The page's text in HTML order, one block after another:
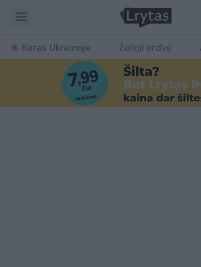
Karas Ukrainoje Žalioji erdvė